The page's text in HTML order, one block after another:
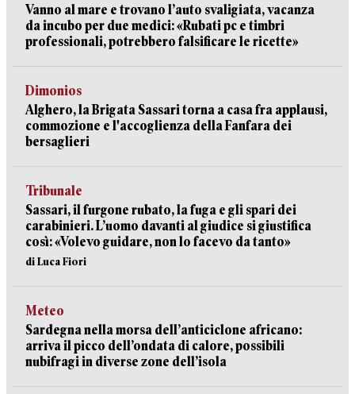
Vanno al mare e trovano l’auto svaligiata, vacanza
da incubo per due medici: «Rubati pc e timbri
professionali, potrebbero falsificare le ricette»
Dimonios
Alghero, la Brigata Sassari torna a casa fra applausi,
commozione e l'accoglienza della Fanfara dei
bersaglieri
Tribunale
Sassari, il furgone rubato, la fuga e gli spari dei
carabinieri. L’uomo davanti al giudice si giustifica
così: «Volevo guidare, non lo facevo da tanto»
di Luca Fiori
Meteo
Sardegna nella morsa dell’anticiclone africano:
arriva il picco dell’ondata di calore, possibili
nubifragi in diverse zone dell’isola